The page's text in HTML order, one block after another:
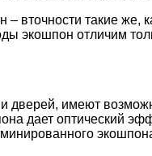
вточности такие же,
экошпон отличим
дверей, имеют
дает оптический